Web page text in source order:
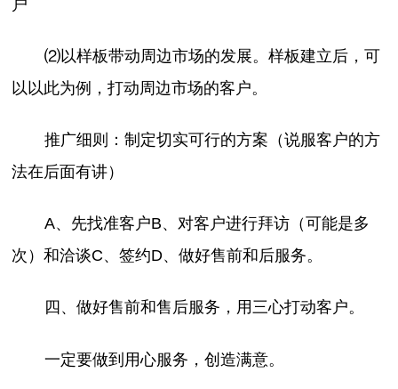
户
⑵以样板带动周边市场的发展。样板建立后，可
以以此为例，打动周边市场的客户。
推广细则：制定切实可行的方案（说服客户的方
法在后面有讲）
A、先找准客户B、对客户进行拜访（可能是多
次）和洽谈C、签约D、做好售前和后服务。
四、做好售前和售后服务，用三心打动客户。
一定要做到用心服务，创造满意。